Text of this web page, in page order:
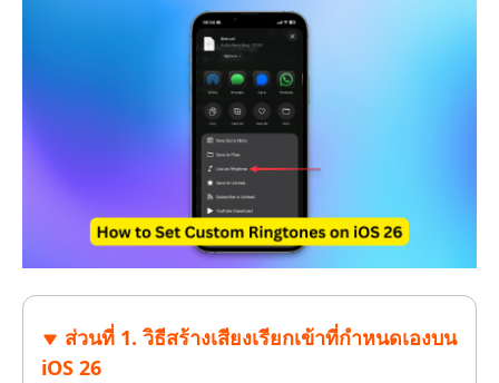
ส่วนที่ 1. วิธีสร้างเสียงเรียกเข้าที่กำหนดเองบน
iOS 26